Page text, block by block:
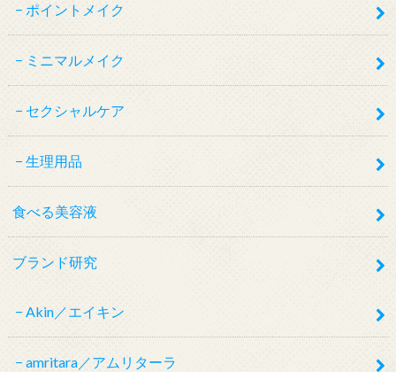
ポイントメイク
ミニマルメイク
セクシャルケア
生理用品
食べる美容液
ブランド研究
Akin／エイキン
amritara／アムリターラ